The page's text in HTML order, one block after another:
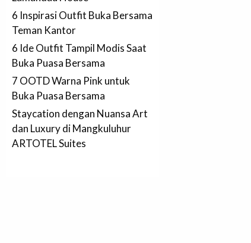
6 Inspirasi Outfit Buka Bersama
Teman Kantor
6 Ide Outfit Tampil Modis Saat
Buka Puasa Bersama
7 OOTD Warna Pink untuk
Buka Puasa Bersama
Staycation dengan Nuansa Art
dan Luxury di Mangkuluhur
ARTOTEL Suites